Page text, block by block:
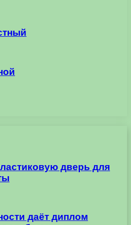
дверь для
даёт диплом